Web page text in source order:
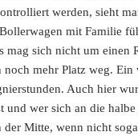
werden, sieht
mit Familie
mag sich nicht um einen
noch mehr Platz weg. Ein
Auch hier
und wer sich an die halbe
Mitte, wenn nicht